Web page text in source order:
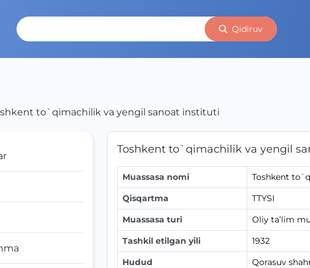
Qidiruv
to`qimachilik va yengil sanoat instituti
Toshkent to`qimachilik va yengil
Muassasa nomi
Toshkent
Qisqartma
TTYSI
Muassasa turi
Oliy ta’lim
Tashkil etilgan yili
1932
Hudud
Qorasuv